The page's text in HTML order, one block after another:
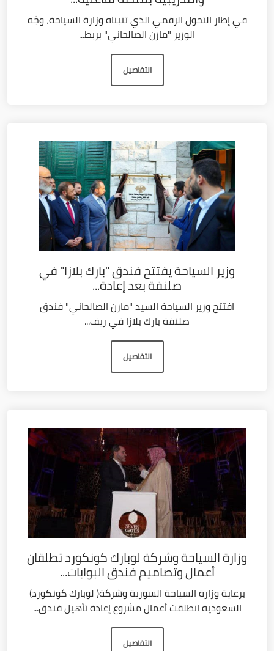
في إطار التحول الرقمي الذي تتبناه وزارة السياحة، وجّه
الوزير "مازن الصالحاني" بربط...
التفاصيل
وزير السياحة يفتتح فندق "بارك بلازا" في
صلنفة بعد إعادة...
افتتح وزير السياحة السيد "مازن الصالحاني" فندق
صلنفة بارك بلازا في ريف...
التفاصيل
وزارة السياحة وشركة لوبارك كونكورد تطلقان
أعمال وتصاميم فندق البوابات...
برعاية وزارة السياحة السورية وشركة( لوبارك كونكورد)
السعودية انطلقت أعمال مشروع إعادة تأهيل فندق...
التفاصيل